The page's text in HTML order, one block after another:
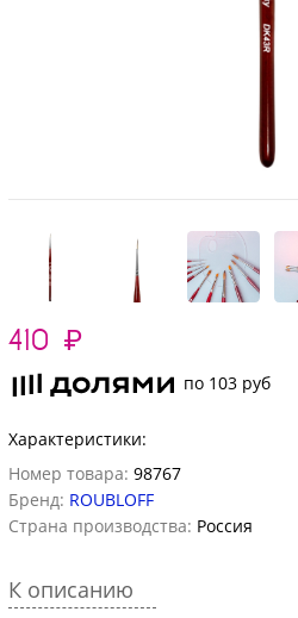
410 ₽
по 103 руб
Характеристики:
Номер товара: 98767
Бренд: ROUBLOFF
Страна производства: Россия
К описанию